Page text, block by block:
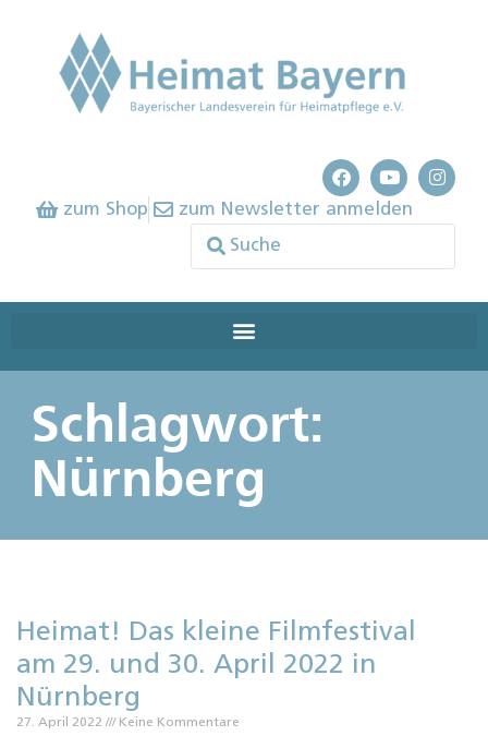
zum Shop zum Newsletter anmelden
Schlagwort:
Nürnberg
Heimat! Das kleine Filmfestival
am 29. und 30. April 2022 in
Nürnberg
27. April 2022 Keine Kommentare